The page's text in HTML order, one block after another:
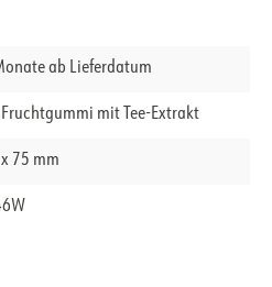
ab Lieferdatum
mit Tee-Extrakt
75 mm